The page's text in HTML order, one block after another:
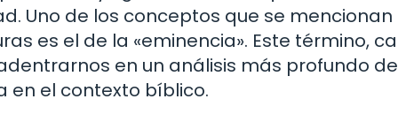
Uno de los conceptos que se mencionan
es el de la «eminencia». Este término,
en un análisis más profundo
en el contexto bíblico.